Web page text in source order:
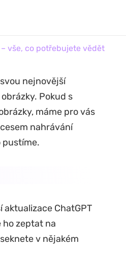
vše, co potřebujete vědět
nejnovější
Pokud s
máme pro vás
nahrávání
pustíme.
ChatGPT
ho zeptat na
v nějakém